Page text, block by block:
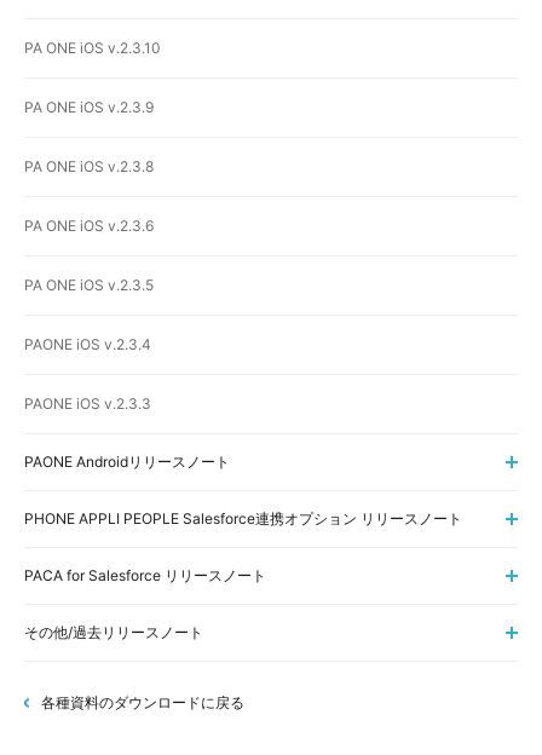
PA ONE iOS v.2.3.10
PA ONE iOS v.2.3.9
PA ONE iOS v.2.3.8
PA ONE iOS v.2.3.6
PA ONE iOS v.2.3.5
PAONE iOS v.2.3.4
PAONE iOS v.2.3.3
PAONE Androidリリースノート
PHONE APPLI PEOPLE Salesforce連携オプション リリースノート
PACA for Salesforce リリースノート
その他/過去リリースノート
各種資料のダウンロードに戻る